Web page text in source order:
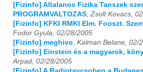
2024 01 02 03 04 05 06 07
2025 01 02 03 04 05 06
2026 01 02 03 04 05 06 07 08 09
[Fizinfo] Altalanos Fizika Tanszek
PROGRAMVALTOZAS,Zsolt Kovacs,
[Fizinfo] KFKI RMKI Elm. Fooszt.
Fodor Gyula, 02/28/2005
[Fizinfo] meghivo, Kalman Belane, 02/
[Fizinfo] Einstein és a magyarok,
Arpad, 02/28/2005